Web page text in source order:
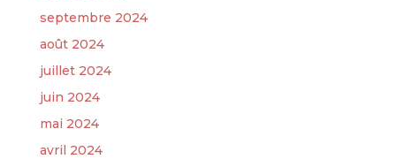
septembre 2024
août 2024
juillet 2024
juin 2024
mai 2024
avril 2024